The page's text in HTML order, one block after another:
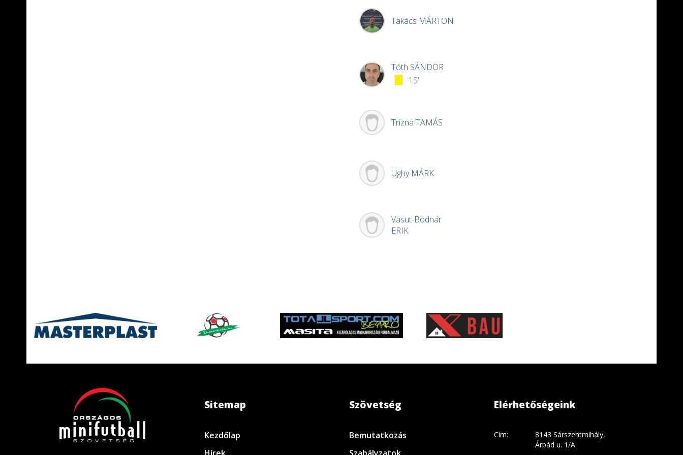
Takács MÁRTON
Tóth SÁNDOR
15'
Trizna TAMÁS
Ughy MÁRK
Vasut-Bodnár
ERIK
Sitemap
Kezdőlap
Szövetség
Bemutatkozás
Elérhetőségeink
Cím:
8143 Sárszentmihály,
Árpád u. 1/A